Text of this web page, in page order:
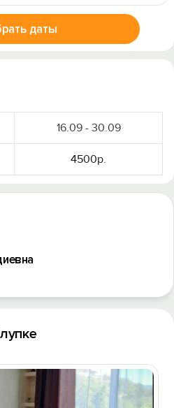
даты
16.09 - 30.09
4500р.